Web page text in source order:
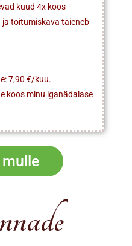
kuud 4x koos
toitumiskava täieneb
7,90 €/kuu.
koos minu iganädalase